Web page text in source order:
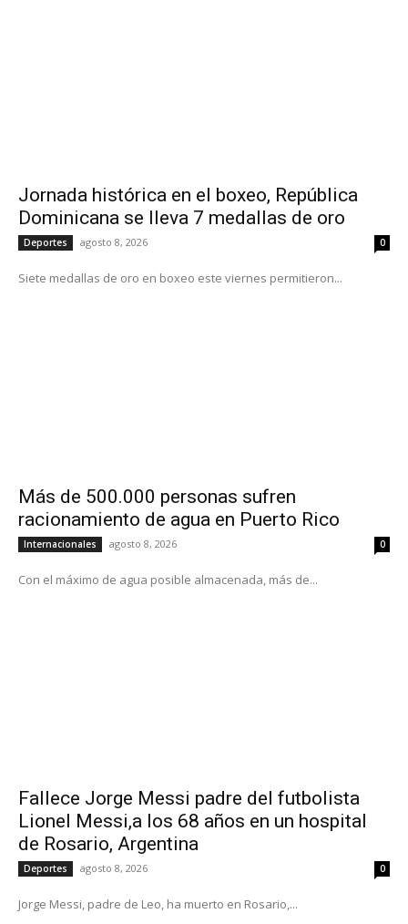
Jornada histórica en el boxeo, República
Dominicana se lleva 7 medallas de oro
Deportes agosto 8, 2026 0
Siete medallas de oro en boxeo este viernes permitieron...
Más de 500.000 personas sufren
racionamiento de agua en Puerto Rico
Internacionales agosto 8, 2026 0
Con el máximo de agua posible almacenada, más de...
Fallece Jorge Messi padre del futbolista
Lionel Messi,a los 68 años en un hospital
de Rosario, Argentina
Deportes agosto 8, 2026 0
Jorge Messi, padre de Leo, ha muerto en Rosario,...